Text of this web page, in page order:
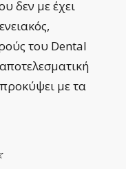
δεν με έχει
του Dental
με τα